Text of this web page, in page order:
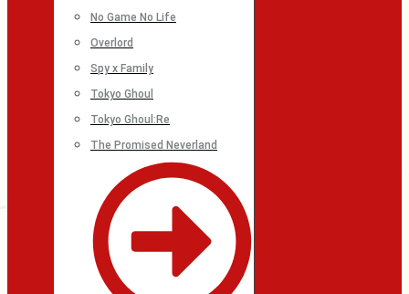
No Game No Life
Overlord
Spy x Family
Tokyo Ghoul
Tokyo Ghoul:Re
The Promised Neverland